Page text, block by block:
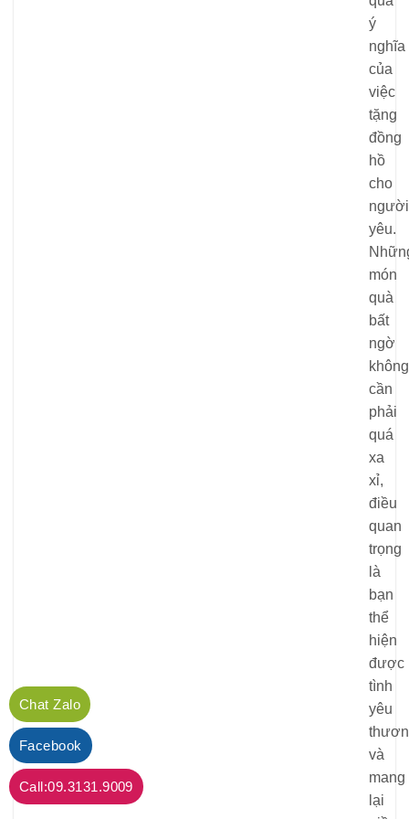
ý
nghĩa
của
việc
tặng
đồng
hồ
cho
người
yêu.
món
quà
bất
ngờ
không
cần
phải
quá
xa
xỉ,
điều
quan
trọng
là
bạn
thể
hiện
được
tình
yêu
và
mang
lại
Chat Zalo
Facebook
Call:09.3131.9009